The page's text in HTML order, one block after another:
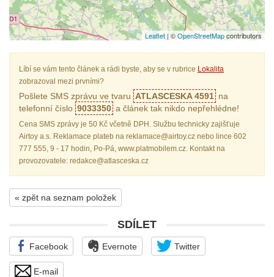
Leaflet | ©OpenStreetMapcontributors
Líbí se vám tento článek a rádi byste, aby se v rubrice Lokalita
zobrazoval mezi prvními?
Pošlete SMS zprávu ve tvaru ATLASCESKA 4591 na
telefonní číslo 9033350 a článek tak nikdo nepřehlédne!
Cena SMS zprávy je 50 Kč včetně DPH. Službu technicky zajišťuje
Airtoy a.s. Reklamace plateb na reklamace@airtoy.cz nebo lince 602
777 555, 9 - 17 hodin, Po-Pá, www.platmobilem.cz. Kontakt na
provozovatele: redakce@atlasceska.cz
« zpět na seznam položek
SDÍLET
Facebook Evernote Twitter
E-mail